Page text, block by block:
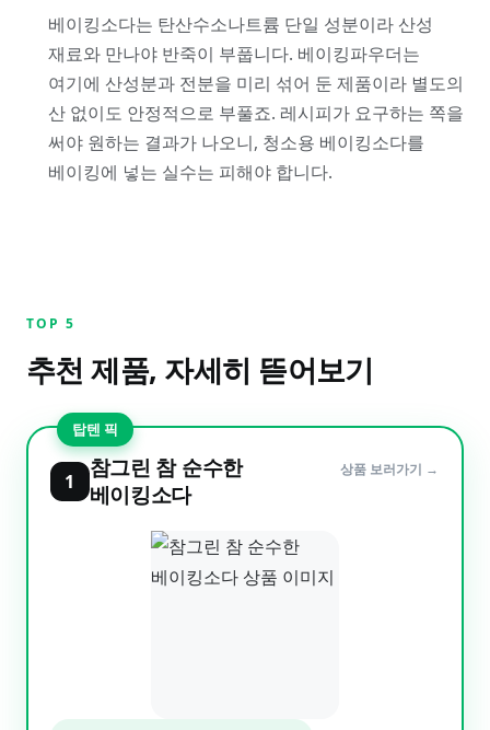
베이킹소다는 탄산수소나트륨 단일 성분이라 산성
재료와 만나야 반죽이 부풉니다. 베이킹파우더는
여기에 산성분과 전분을 미리 섞어 둔 제품이라 별도의
산 없이도 안정적으로 부풀죠. 레시피가 요구하는 쪽을
써야 원하는 결과가 나오니, 청소용 베이킹소다를
베이킹에 넣는 실수는 피해야 합니다.
TOP 5
추천 제품, 자세히 뜯어보기
탑텐 픽
1
참그린 참 순수한
베이킹소다
상품 보러가기 →